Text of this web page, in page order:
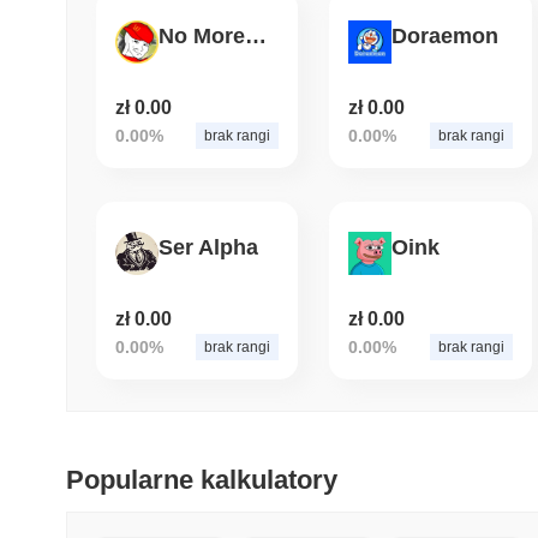
No More Flipping Burgers
zł 0.00
0.00% brak rangi
Doraemon
zł 0.00
0.00% brak rangi
Ser Alpha
zł 0.00
0.00% brak rangi
Oink
zł 0.00
0.00% brak rangi
Popularne kalkulatory